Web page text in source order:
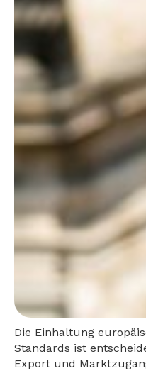
Die Einhaltung
Standards ist
Export und